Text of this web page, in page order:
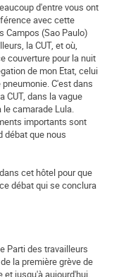
d'entre vous ont
avec cette
Campos (Sao Paulo)
la CUT, et où,
couverture pour la nuit
de mon Etat, celui
C'est dans
CUT, dans la vague
camarade Lula.
importants sont
débat que nous
cet hôtel pour que
débat qui se conclura
Parti des travailleurs
la première grève de
et jusqu'à aujourd'hui,